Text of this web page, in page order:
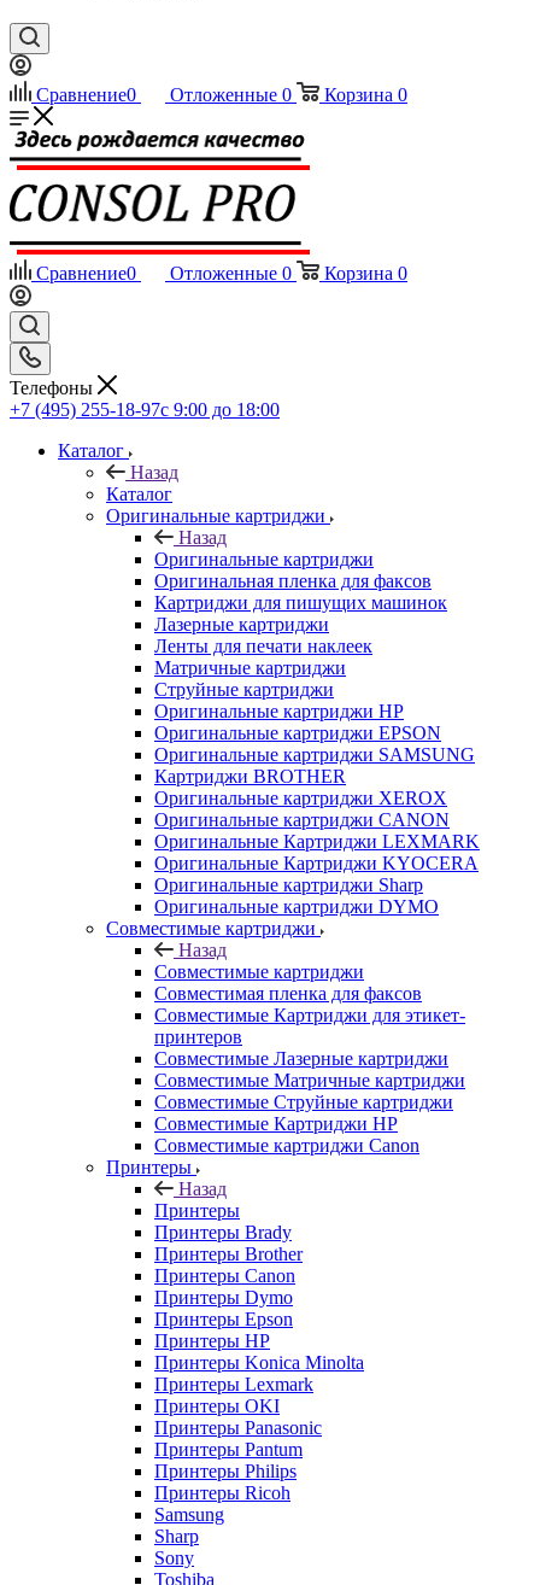
Сравнение0 Отложенные 0 Корзина 0
Сравнение0 Отложенные 0 Корзина 0
Телефоны
+7 (495) 255-18-97с 9:00 до 18:00
Каталог
Назад
Каталог
Оригинальные картриджи
Назад
Оригинальные картриджи
Оригинальная пленка для факсов
Картриджи для пишущих машинок
Лазерные картриджи
Ленты для печати наклеек
Матричные картриджи
Струйные картриджи
Оригинальные картриджи HP
Оригинальные картриджи EPSON
Оригинальные картриджи SAMSUNG
Картриджи BROTHER
Оригинальные картриджи XEROX
Оригинальные картриджи CANON
Оригинальные Картриджи LEXMARK
Оригинальные Картриджи KYOCERA
Оригинальные картриджи Sharp
Оригинальные картриджи DYMO
Совместимые картриджи
Назад
Совместимые картриджи
Совместимая пленка для факсов
Совместимые Картриджи для этикет-
принтеров
Совместимые Лазерные картриджи
Совместимые Матричные картриджи
Совместимые Струйные картриджи
Совместимые Картриджи HP
Совместимые картриджи Canon
Принтеры
Назад
Принтеры
Принтеры Brady
Принтеры Brother
Принтеры Canon
Принтеры Dymo
Принтеры Epson
Принтеры HP
Принтеры Konica Minolta
Принтеры Lexmark
Принтеры OKI
Принтеры Panasonic
Принтеры Pantum
Принтеры Philips
Принтеры Ricoh
Samsung
Sharp
Sony
Toshiba